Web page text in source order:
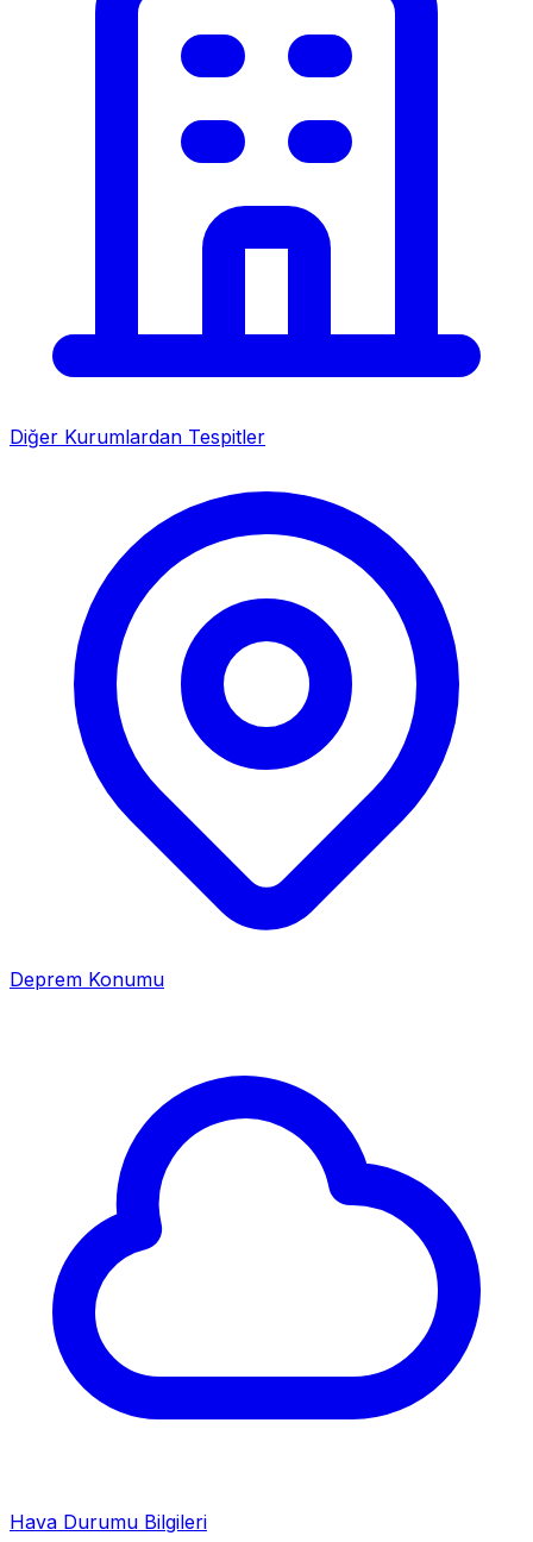
Diğer Kurumlardan Tespitler
Deprem Konumu
Hava Durumu Bilgileri